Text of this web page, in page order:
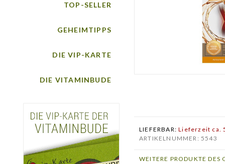
TOP-SELLER
GEHEIMTIPPS
DIE VIP-KARTE
DIE VITAMINBUDE
LIEFERBAR:Lieferzeit ca.
ARTIKELNUMMER: 5543
WEITERE PRODUKTE DES